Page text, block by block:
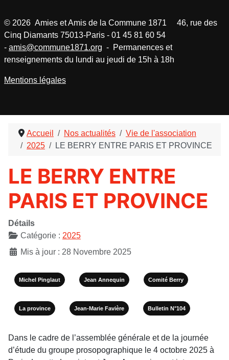
Accueil Nos actualités
Vie de l'association
2025
LE BERRY ENTRE PARIS ET PROVINCE
LE BERRY ENTRE
PARIS ET PROVINCE
Détails
Catégorie : 2025
Mis à jour : 28 Novembre 2025
Michel Pinglaut Jean Annequin Comité Berry
La province Jean-Marie Favière Bulletin N°104
Dans le cadre de l’assemblée générale et de la journée
d’étude du groupe prosopographique le 4 octobre 2025 à
© 2026 Amies et Amis de la Commune 1871 46, rue des
Cinq Diamants 75013-Paris - 01 45 81 60 54
- amis@commune1871.org - Permanences et
renseignements du lundi au jeudi de 15h à 18h
Mentions légales